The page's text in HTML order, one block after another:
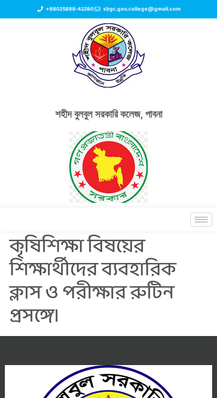
+88025888-42280 sbgc.gov.college@gmail.com
শহীদ বুলবুল সরকারি কলেজ, পাবনা
কৃষিশিক্ষা বিষয়ের
শিক্ষার্থীদের ব্যবহারিক
ক্লাস ও পরীক্ষার রুটিন
প্রসঙ্গে।